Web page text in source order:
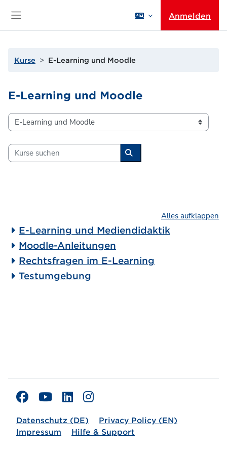
Anmelden
Kurse E-Learning und Moodle
E-Learning und Moodle
Kursbereiche
Kurse suchen
Kurse suchen
Alles aufklappen
E-Learning und Mediendidaktik
Moodle-Anleitungen
Rechtsfragen im E-Learning
Testumgebung
Datenschutz (DE)
Privacy Policy (EN)
Impressum
Hilfe & Support